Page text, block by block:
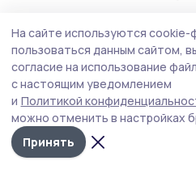
Продолжаются рабочие
в муниципалитеты
Евгений Первышов
Здесь он побывал в ООО
в селе Алексеевка,
выращиванием
культур на более чем 8
На сайте используются cookie-
пользоваться данным сайтом,
согласие на использование
с настоящим уведомлением
и Политикой
можно отменить в настройках
Принять